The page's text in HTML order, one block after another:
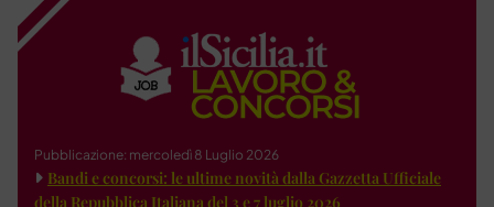
Pubblicazione: mercoledì 8 Luglio 2026
Bandi e concorsi: le ultime novità dalla Gazzetta Ufficiale
della Repubblica Italiana del 3 e 7 luglio 2026